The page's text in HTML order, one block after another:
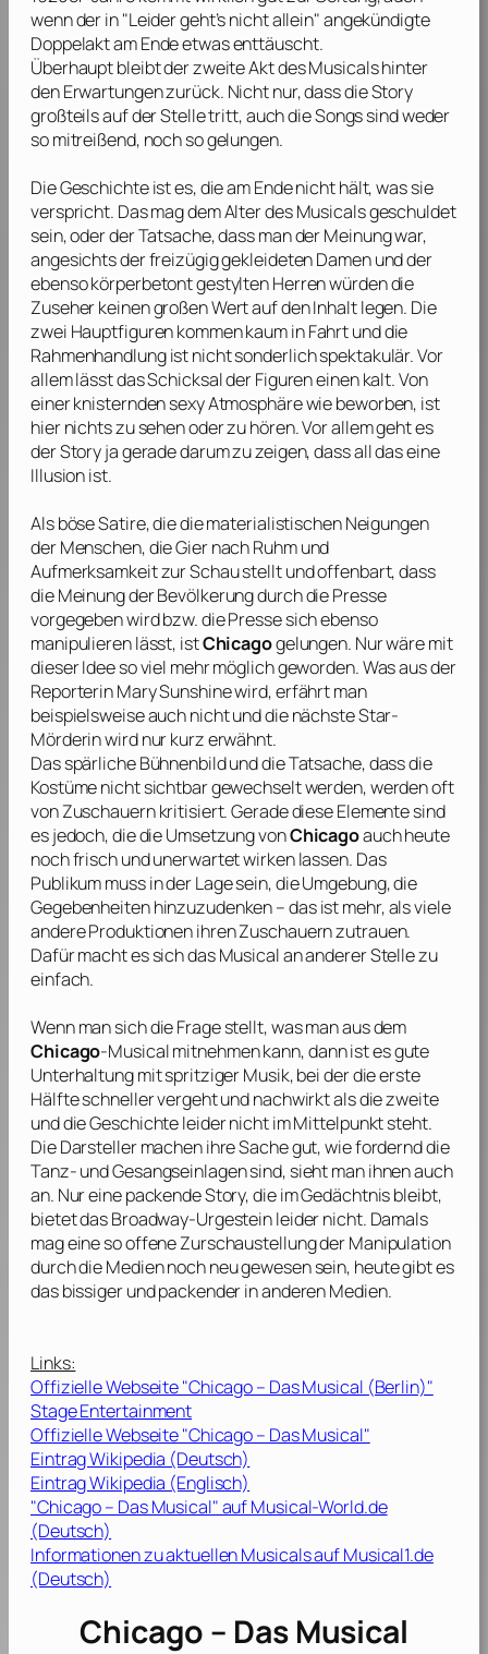
wenn der in "Leider geht’s nicht allein" angekündigte
Doppelakt am Ende etwas enttäuscht.
Überhaupt bleibt der zweite Akt des Musicals hinter
den Erwartungen zurück. Nicht nur, dass die Story
großteils auf der Stelle tritt, auch die Songs sind weder
so mitreißend, noch so gelungen.
Die Geschichte ist es, die am Ende nicht hält, was sie
verspricht. Das mag dem Alter des Musicals geschuldet
sein, oder der Tatsache, dass man der Meinung war,
angesichts der freizügig gekleideten Damen und der
ebenso körperbetont gestylten Herren würden die
Zuseher keinen großen Wert auf den Inhalt legen. Die
zwei Hauptfiguren kommen kaum in Fahrt und die
Rahmenhandlung ist nicht sonderlich spektakulär. Vor
allem lässt das Schicksal der Figuren einen kalt. Von
einer knisternden sexy Atmosphäre wie beworben, ist
hier nichts zu sehen oder zu hören. Vor allem geht es
der Story ja gerade darum zu zeigen, dass all das eine
Illusion ist.
Als böse Satire, die die materialistischen Neigungen
der Menschen, die Gier nach Ruhm und
Aufmerksamkeit zur Schau stellt und offenbart, dass
die Meinung der Bevölkerung durch die Presse
vorgegeben wird bzw. die Presse sich ebenso
manipulieren lässt, istChicagogelungen. Nur wäre mit
dieser Idee so viel mehr möglich geworden. Was aus der
Reporterin Mary Sunshine wird, erfährt man
beispielsweise auch nicht und die nächste Star-
Mörderin wird nur kurz erwähnt.
Das spärliche Bühnenbild und die Tatsache, dass die
Kostüme nicht sichtbar gewechselt werden, werden oft
von Zuschauern kritisiert. Gerade diese Elemente sind
es jedoch, die die Umsetzung vonChicagoauch heute
noch frisch und unerwartet wirken lassen. Das
Publikum muss in der Lage sein, die Umgebung, die
Gegebenheiten hinzuzudenken – das ist mehr, als viele
andere Produktionen ihren Zuschauern zutrauen.
Dafür macht es sich das Musical an anderer Stelle zu
einfach.
Wenn man sich die Frage stellt, was man aus dem
Chicago-Musical mitnehmen kann, dann ist es gute
Unterhaltung mit spritziger Musik, bei der die erste
Hälfte schneller vergeht und nachwirkt als die zweite
und die Geschichte leider nicht im Mittelpunkt steht.
Die Darsteller machen ihre Sache gut, wie fordernd die
Tanz- und Gesangseinlagen sind, sieht man ihnen auch
an. Nur eine packende Story, die im Gedächtnis bleibt,
bietet das Broadway-Urgestein leider nicht. Damals
mag eine so offene Zurschaustellung der Manipulation
durch die Medien noch neu gewesen sein, heute gibt es
das bissiger und packender in anderen Medien.
Links:
Offizielle Webseite "Chicago – Das Musical (Berlin)"
Stage Entertainment
Offizielle Webseite "Chicago – Das Musical"
Eintrag Wikipedia (Deutsch)
Eintrag Wikipedia (Englisch)
"Chicago – Das Musical" auf Musical-World.de
(Deutsch)
Informationen zu aktuellen Musicals auf Musical1.de
(Deutsch)
Chicago – Das Musical